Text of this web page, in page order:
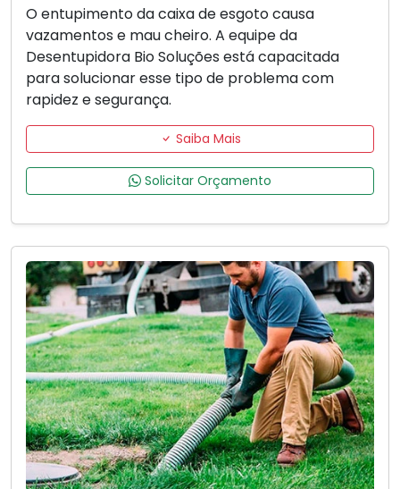
O entupimento da caixa de esgoto causa
vazamentos e mau cheiro. A equipe da
Desentupidora Bio Soluções está capacitada
para solucionar esse tipo de problema com
rapidez e segurança.
Saiba Mais
Solicitar Orçamento